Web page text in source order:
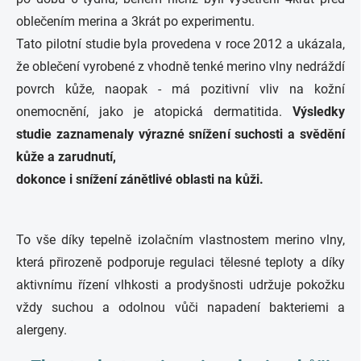
oblečením merina a 3krát po experimentu.
Tato pilotní studie byla provedena v roce 2012 a ukázala,
že oblečení vyrobené z vhodně tenké merino vlny nedráždí
povrch kůže, naopak - má pozitivní vliv na kožní
onemocnění, jako je atopická dermatitida. Výsledky
studie zaznamenaly výrazné snížení suchosti a svědění
kůže a zarudnutí,
dokonce i snížení zánětlivé oblasti na kůži.
To vše díky tepelně izolačním vlastnostem merino vlny,
která přirozeně podporuje regulaci tělesné teploty a díky
aktivnímu řízení vlhkosti a prodyšnosti udržuje pokožku
vždy suchou a odolnou vůči napadení bakteriemi a
alergeny.